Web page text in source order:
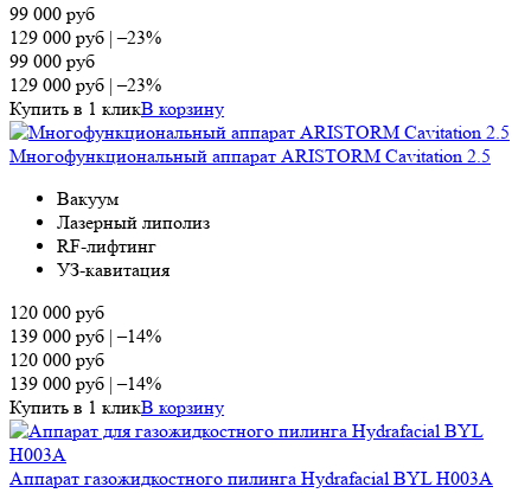
99 000 руб
129 000 руб |–23%
99 000 руб
129 000 руб |–23%
Купить в 1 кликВ корзину
Многофункциональный аппарат ARISTORM Cavitation 2.5
Вакуум
Лазерный липолиз
RF-лифтинг
УЗ-кавитация
120 000 руб
139 000 руб |–14%
120 000 руб
139 000 руб |–14%
Купить в 1 кликВ корзину
Аппарат газожидкостного пилинга Hydrafacial BYL H003A